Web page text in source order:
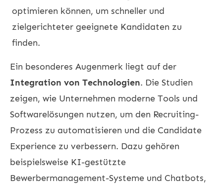
optimieren können, um schneller und
zielgerichteter geeignete Kandidaten zu
finden.
Ein besonderes Augenmerk liegt auf der
Integration von Technologien. Die Studien
zeigen, wie Unternehmen moderne Tools und
Softwarelösungen nutzen, um den Recruiting-
Prozess zu automatisieren und die Candidate
Experience zu verbessern. Dazu gehören
beispielsweise KI-gestützte
Bewerbermanagement-Systeme und Chatbots,